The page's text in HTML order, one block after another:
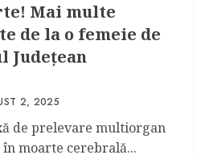
Mai multe
de la o femeie de
Județean
2, 2025
de prelevare multiorgan
moarte cerebrală...